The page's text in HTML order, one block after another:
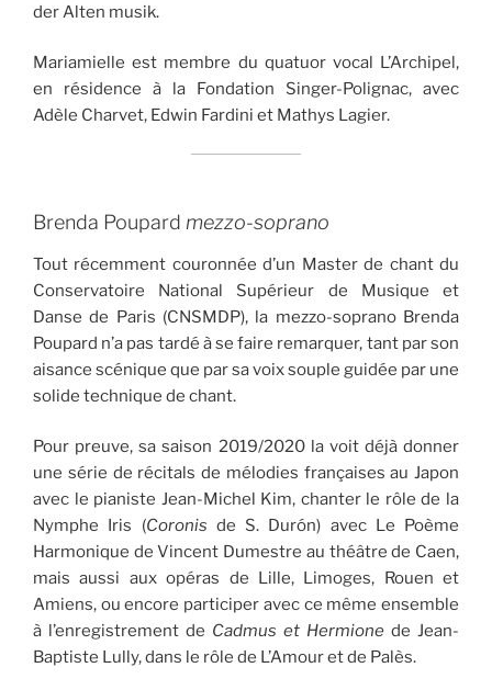
der Alten musik.
Mariamielle est membre du quatuor vocal L’Archipel,
en résidence à la Fondation Singer-Polignac, avec
Adèle Charvet, Edwin Fardini et Mathys Lagier.
Brenda Poupard mezzo-soprano
Tout récemment couronnée d’un Master de chant du
Conservatoire National Supérieur de Musique et
Danse de Paris (CNSMDP), la mezzo-soprano Brenda
Poupard n’a pas tardé à se faire remarquer, tant par son
aisance scénique que par sa voix souple guidée par une
solide technique de chant.
Pour preuve, sa saison 2019/2020 la voit déjà donner
une série de récitals de mélodies françaises au Japon
avec le pianiste Jean-Michel Kim, chanter le rôle de la
Nymphe Iris (Coronis de S. Durón) avec Le Poème
Harmonique de Vincent Dumestre au théâtre de Caen,
mais aussi aux opéras de Lille, Limoges, Rouen et
Amiens, ou encore participer avec ce même ensemble
à l’enregistrement de Cadmus et Hermione de Jean-
Baptiste Lully, dans le rôle de L’Amour et de Palès.